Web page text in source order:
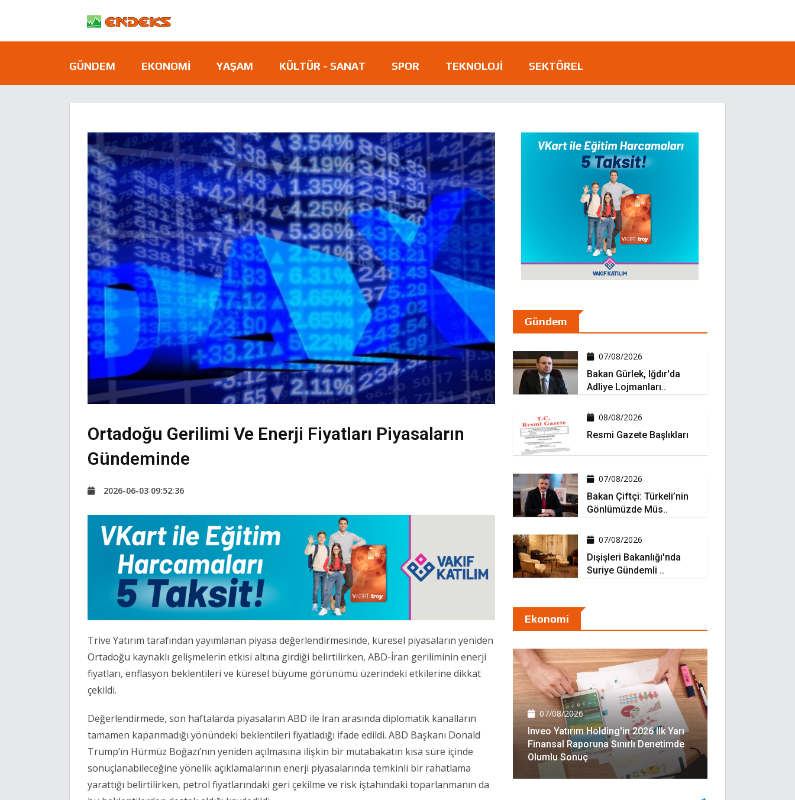
GÜNDEM EKONOMI YAŞAM KÜLTÜR - SANAT SPOR TEKNOLOJI SEKTÖREL
Ortadoğu Gerilimi Ve Enerji Fiyatları Piyasaların
Gündeminde
2026-06-03 09:52:36
Trive Yatırım tarafından yayımlanan piyasa değerlendirmesinde, küresel piyasaların yeniden
Ortadoğu kaynaklı gelişmelerin etkisi altına girdiği belirtilirken, ABD-İran geriliminin enerji
fiyatları, enflasyon beklentileri ve küresel büyüme görünümü üzerindeki etkilerine dikkat
çekildi.
Değerlendirmede, son haftalarda piyasaların ABD ile İran arasında diplomatik kanalların
tamamen kapanmadığı yönündeki beklentileri fiyatladığı ifade edildi. ABD Başkanı Donald
Trump’ın Hürmüz Boğazı’nın yeniden açılmasına ilişkin bir mutabakatın kısa süre içinde
sonuçlanabileceğine yönelik açıklamalarının enerji piyasalarında temkinli bir rahatlama
yarattığı belirtilirken, petrol fiyatlarındaki geri çekilme ve risk iştahındaki toparlanmanın da
Gündem
07/08/2026
Bakan Gürlek, Iğdır'da
Adliye Lojmanları..
08/08/2026
Resmi Gazete Başlıkları
07/08/2026
Bakan Çiftçi: Türkeli’nin
Gönlümüzde Müs..
07/08/2026
Dışişleri Bakanlığı'nda
Suriye Gündemli ..
Ekonomi
07/08/2026
Inveo Yatırım Holding'in 2026 Ilk Yarı
Finansal Raporuna Sınırlı Denetimde
Olumlu Sonuç